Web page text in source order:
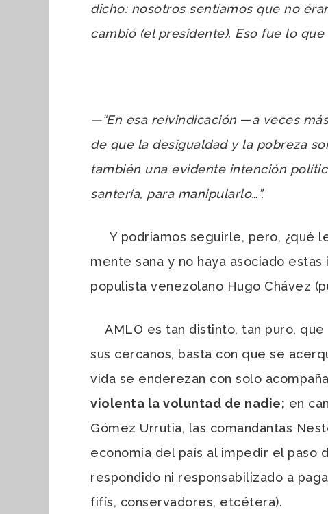
dicho: nosotros sentíamos que no
cambió (el presidente). Eso fue lo que
—“En esa reivindicación —a veces
de que la desigualdad y la pobreza
también una evidente intención
santería, para manipularlo…”.
Y podríamos seguirle, pero, ¿qué
mente sana y no haya asociado
populista venezolano Hugo Chávez
AMLO es tan distinto, tan puro, que
sus cercanos, basta con que se
vida se enderezan con solo
violenta la voluntad de nadie; en
Gómez Urrutia, las comandantas
economía del país al impedir el paso
respondido ni responsabilizado a
fifís, conservadores, etcétera).